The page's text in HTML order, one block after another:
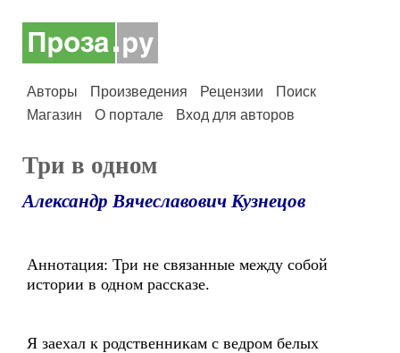
Авторы Произведения Рецензии
Поиск
Магазин
О портале Вход для авторов
Три в одном
Александр Вячеславович Кузнецов
Аннотация: Три не связанные между собой
истории в одном рассказе.
Я заехал к родственникам с ведром белых